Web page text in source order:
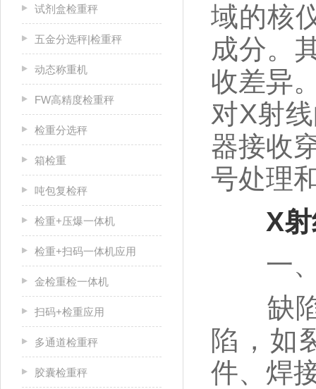
试剂盒检重秤
五金分选秤|检重秤
动态称重机
FW高精度检重秤
检重分选秤
箱检重
吨包复检秤
检重+压爆一体机
检重+扫码一体机应用
金检重检一体机
扫码+检重应用
多通道检重秤
胶囊检重秤
域的核
成分。
收差异
对X射
器接收
号处理
X
一、
缺陷
陷，如
件、焊